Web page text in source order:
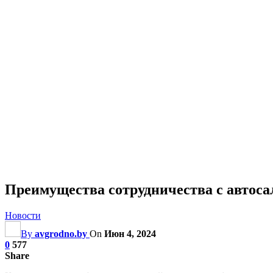
Преимущества сотрудничества с
Новости
By avgrodno.by On Июн 4, 2024
0 577
Share